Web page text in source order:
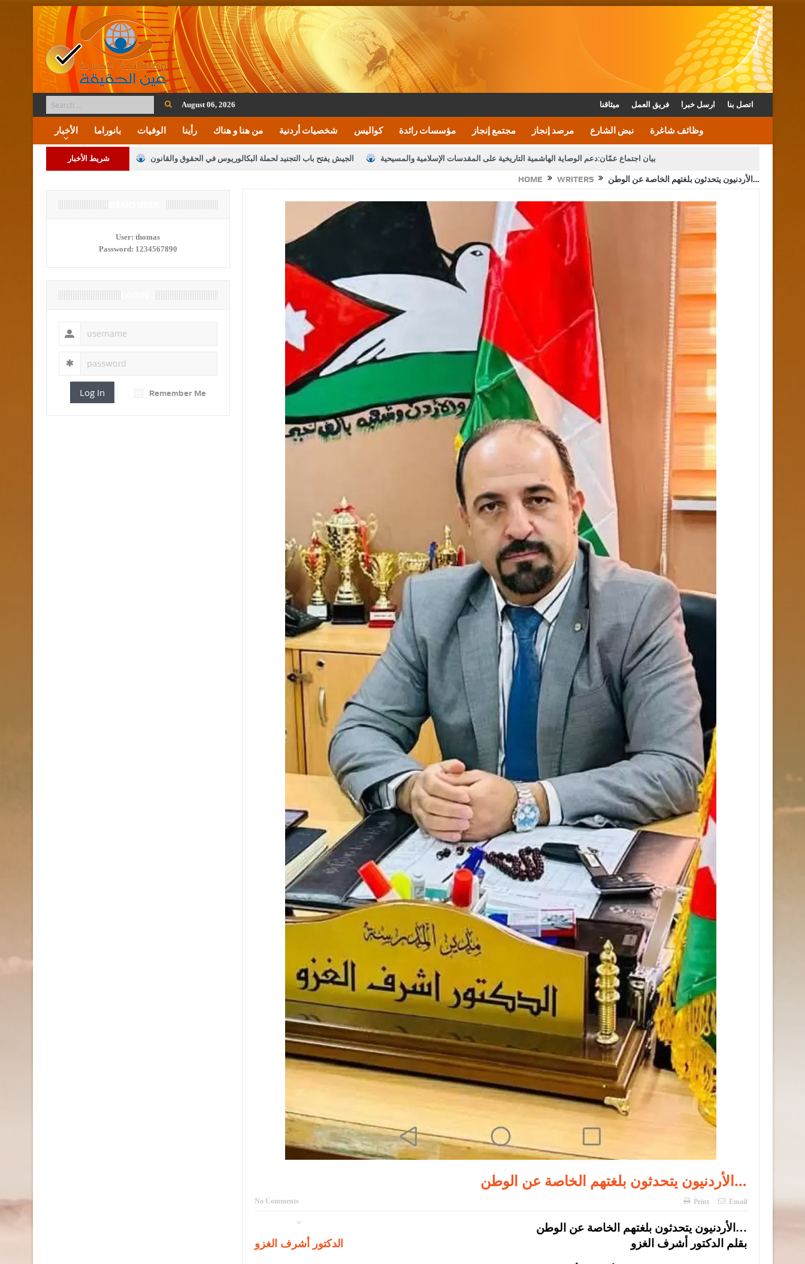
August 06, 2026 ميثاقنا فريق العمل ارسل خبرا اتصل بنا
الأخبار بانوراما الوفيات رأينا من هنا و هناك شخصيات أردنية كواليس مؤسسات رائدة مجتمع إنجاز مرصد إنجاز نبض الشارع وظائف شاغرة
شريط الأخبار الجيش يفتح باب التجنيد لحملة البكالوريوس في الحقوق والقانون بيان اجتماع عمّان:دعم الوصاية الهاشمية التاريخية على المقدسات الإسلامية والمسيحية
القاضي يلتقي رؤساء تحرير الصحف اليومية ويؤكد حرص مجلس النواب على شراكة فاعلة مع الإعلام دعوة المكلفين بخدمة العلم (الدفعة الثالثة) إلى مراجعة منصة خدمة العلم
الملك يتلقى اتصالا هاتفيا من العاهل البحريني القاضي محمود أحمد فريحات.. مبارك ومزيدا من التوفيق
عارف بيك فريحات.. مبارك وبكم تزهو المناصب
HOME WRITERS الأردنيون يتحدثون بلغتهم الخاصة عن الوطن…
الأردنيون يتحدثون بلغتهم الخاصة عن الوطن…
No Comments Print Email
الدكتور أشرف الغزو
الأردنيون يتحدثون بلغتهم الخاصة عن الوطن…
بقلم الدكتور أشرف الغزو
User: thomas
Password: 1234567890
Log In Remember Me